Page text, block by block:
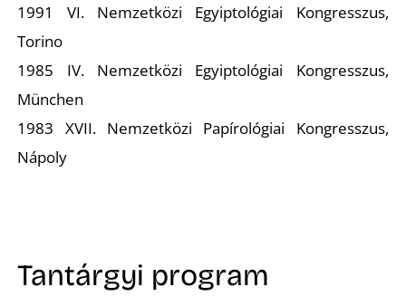
1991 VI. Nemzetközi Egyiptológiai Kongresszus,
Torino
1985 IV. Nemzetközi Egyiptológiai Kongresszus,
München
1983 XVII. Nemzetközi Papírológiai Kongresszus,
Nápoly
Tantárgyi program